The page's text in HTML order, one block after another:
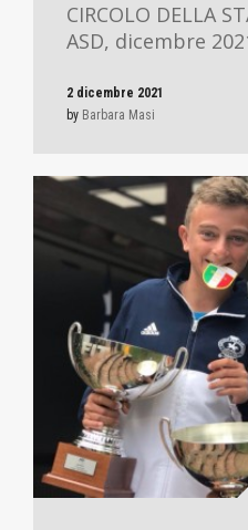
CIRCOLO DELLA
ASD, dicembre
2 dicembre 2021
by Barbara Masi